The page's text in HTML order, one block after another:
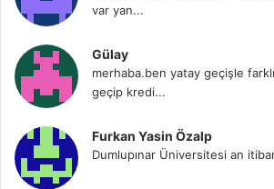
var yan...
Gülay
merhaba.ben yatay geçişle
geçip kredi...
Furkan Yasin Özalp
Dumlupınar Üniversitesi an